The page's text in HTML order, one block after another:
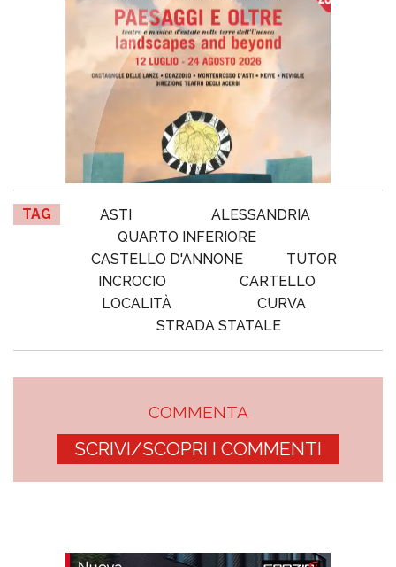
TAG ASTI
ALESSANDRIA
QUARTO INFERIORE
CASTELLO D'ANNONE
TUTOR
INCROCIO
CARTELLO
LOCALITÀ
CURVA
STRADA STATALE
COMMENTA
SCRIVI/SCOPRI I COMMENTI